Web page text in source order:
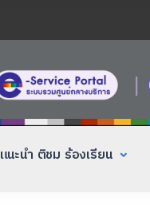
|
แนะนำ ติชม ร้องเรียน